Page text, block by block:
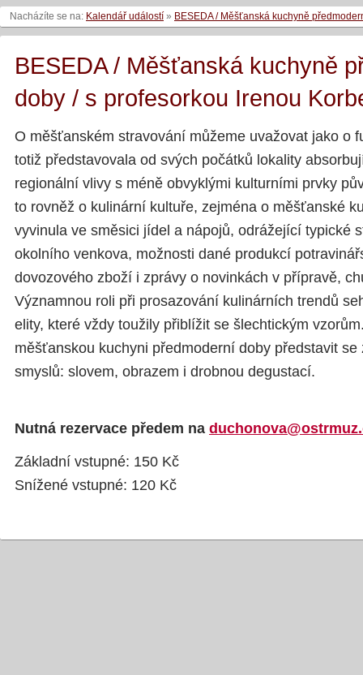
Nacházíte se na: Kalendář událostí » BESEDA / Měšťanská kuchyně
BESEDA / Měšťanská kuchyně
doby / s profesorkou Irenou
O měšťanském stravování můžeme uvažovat jako o
totiž představovala od svých počátků lokality
regionální vlivy s méně obvyklými kulturními prvky
to rovněž o kulinární kultuře, zejména o měšťanské
vyvinula ve směsici jídel a nápojů, odrážející typické
okolního venkova, možnosti dané produkcí
dovozového zboží i zprávy o novinkách v přípravě,
Významnou roli při prosazování kulinárních trendů
elity, které vždy toužily přiblížit se šlechtickým
měšťanskou kuchyni předmoderní doby představit se
smyslů: slovem, obrazem i drobnou degustací.
Nutná rezervace předem na
Základní vstupné: 150 Kč
Snížené vstupné: 120 Kč